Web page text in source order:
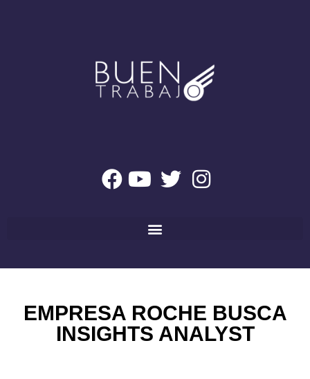
EMPRESA ROCHE BUSCA
INSIGHTS ANALYST